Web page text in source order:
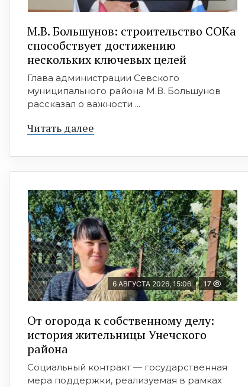
М.В. Большунов: строительство СОКа
способствует достижению
нескольких ключевых целей
Глава администрации Севского
муниципального района М.В. Большунов
рассказал о важности ...
Читать далее
6 АВГУСТА 2026, 15:06 17
От огорода к собственному делу:
история жительницы Унечского
района
Социальный контракт — государственная
мера поддержки, реализуемая в рамках